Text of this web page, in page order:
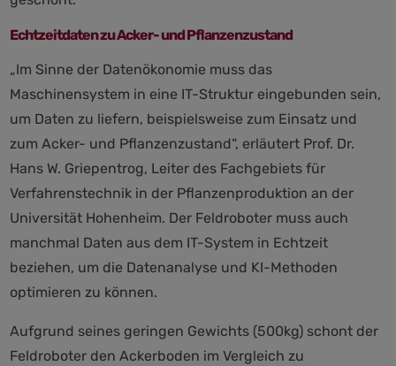
Echtzeitdaten zu Acker- und Pflanzenzustand
„Im Sinne der Datenökonomie muss das
Maschinensystem in eine IT-Struktur eingebunden sein,
um Daten zu liefern, beispielsweise zum Einsatz und
zum Acker- und Pflanzenzustand“, erläutert Prof. Dr.
Hans W. Griepentrog, Leiter des Fachgebiets für
Verfahrenstechnik in der Pflanzenproduktion an der
Universität Hohenheim. Der Feldroboter muss auch
manchmal Daten aus dem IT-System in Echtzeit
beziehen, um die Datenanalyse und KI-Methoden
optimieren zu können.
Aufgrund seines geringen Gewichts (500kg) schont der
Feldroboter den Ackerboden im Vergleich zu